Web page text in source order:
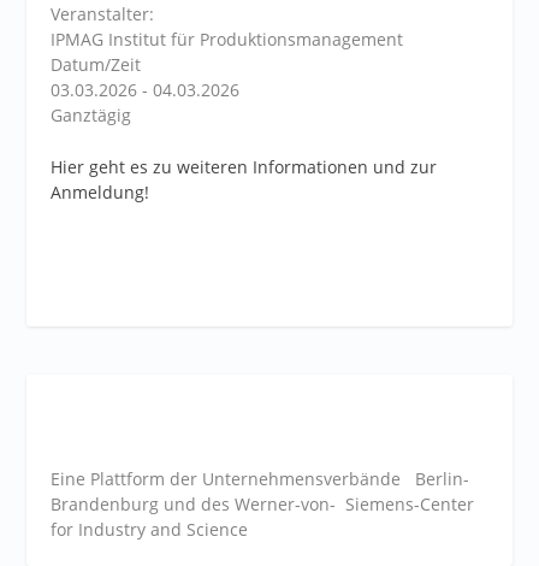
Veranstalter:
IPMAG Institut für Produktionsmanagement
Datum/Zeit
03.03.2026 - 04.03.2026
Ganztägig
Hier geht es zu weiteren Informationen und zur
Anmeldung!
Eine Plattform der Unternehmensverbände Berlin-
Brandenburg und des Werner-von- Siemens-Center
for Industry and Science